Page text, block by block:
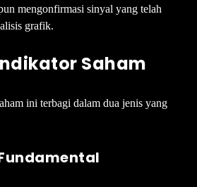
mengonfirmasi sinyal yang telah
grafik.
Saham
ini terbagi dalam dua jenis yang